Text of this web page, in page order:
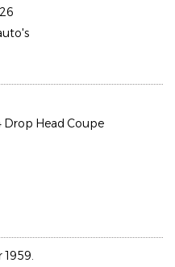
Drop Head Coupe
1959.